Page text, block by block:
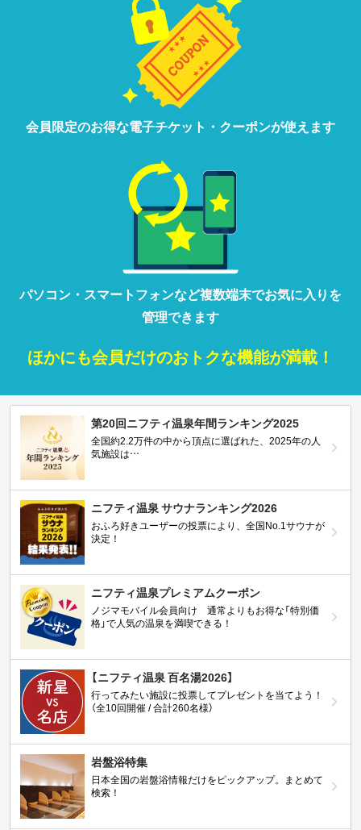
会員限定のお得な電子チケット・クーポンが使えます
パソコン・ スマートフォンなど複数端末でお気に入りを
管理できます
ほかにも会員だけのおトクな機能が満載！
第20回ニフティ温泉年間ランキング2025
全国約2.2万件の中から頂点に選ばれた、2025年の人
気施設は…
ニフティ温泉 サウナランキング2026
おふろ好きユーザーの投票により、全国No.1サウナが
決定！
ニフティ温泉プレミアムクーポン
ノジマモバイル会員向け 通常よりもお得な「特別価
格」で人気の温泉を満喫できる！
【ニフティ温泉 百名湯2026】
行ってみたい施設に投票してプレゼントを当てよう！
（全10回開催 / 合計260名様）
岩盤浴特集
日本全国の岩盤浴情報だけをピックアップ。まとめて
検索！